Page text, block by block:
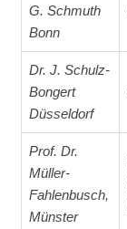
G. Schmuth
Bonn
Dr. J. Schulz-
Bongert
Düsseldorf
Prof. Dr.
Müller-
Fahlenbusch,
Münster